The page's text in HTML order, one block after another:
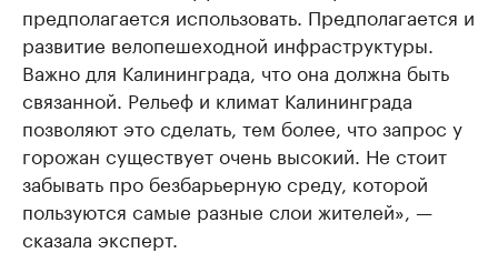
предполагается использовать. Предполагается и
развитие велопешеходной инфраструктуры.
Важно для Калининграда, что она должна быть
связанной. Рельеф и климат Калининграда
позволяют это сделать, тем более, что запрос у
горожан существует очень высокий. Не стоит
забывать про безбарьерную среду, которой
пользуются самые разные слои жителей», —
сказала эксперт.